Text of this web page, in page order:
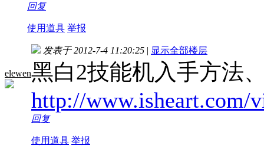
回复
使用道具 举报
elewen
发表于 2012-7-4 11:20:25 | 显示全部楼层
黑白2技能机入手方法
http://www.isheart.com/
回复
使用道具 举报